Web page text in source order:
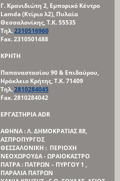
Γ. Κρανιδιώτη 2, Εμπορικό Κέντρο
Lamda (Κτίριο λ2),Πυλαία
Θεσσαλονίκης, Τ.Κ. 55535
Τηλ.2310516960
Fax. 2310501488
ΚΡΗΤΗ
Παπαναστασίου 90 & Επιδαύρου,
Ηράκλειο Κρήτης, Τ.Κ. 71409
Τηλ.2810284045
Fax. 2810284042
ΕΡΓΑΣΤΗΡΙΑADR
ΑΘΗΝΑ : Λ. ΔΗΜΟΚΡΑΤΙΑΣ 88,
ΑΣΠΡΟΠΥΡΓΟΣ
ΘΕΣΣΑΛΟΝΙΚΗ : ΠΕΡΙΟΧΗ
ΝΕΟΧΩΡΟΥΔΑ - ΩΡΑΙΟΚΑΣΤΡΟ
ΠΑΤΡΑ : ΠΑΤΡΩΝ – ΠΥΡΓΟΥ 1 ,
ΠΑΡΑΛΙΑ ΠΑΤΡΩΝ